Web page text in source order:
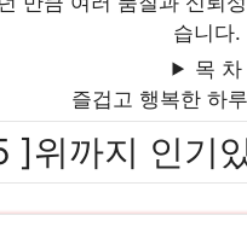
습니다.
목 차
즐겁고 행복한 하
]위까지 인기